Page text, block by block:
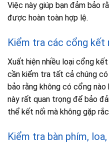
Việc này giúp bạn đảm bảo
được hoàn toàn hợp lệ.
Kiểm tra các cổng kết
Xuất hiện nhiều loại cổng
cần kiểm tra tất cả chúng
bảo rằng không có cổng nào
này rất quan trọng để bảo
thể kết nối mà không gặp
Kiểm tra bàn phím,